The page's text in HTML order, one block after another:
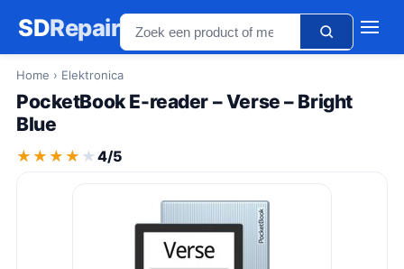
SDRepair
Home › Elektronica
PocketBook E-reader – Verse – Bright
Blue
★★★★★
★★★★★ 4/5